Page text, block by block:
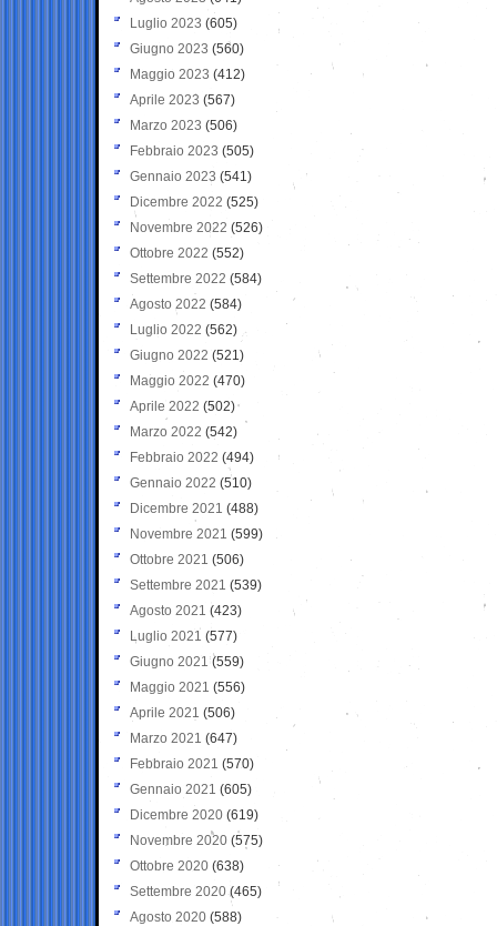
Luglio 2023 (605)
Giugno 2023 (560)
Maggio 2023 (412)
Aprile 2023 (567)
Marzo 2023 (506)
Febbraio 2023 (505)
Gennaio 2023 (541)
Dicembre 2022 (525)
Novembre 2022 (526)
Ottobre 2022 (552)
Settembre 2022 (584)
Agosto 2022 (584)
Luglio 2022 (562)
Giugno 2022 (521)
Maggio 2022 (470)
Aprile 2022 (502)
Marzo 2022 (542)
Febbraio 2022 (494)
Gennaio 2022 (510)
Dicembre 2021 (488)
Novembre 2021 (599)
Ottobre 2021 (506)
Settembre 2021 (539)
Agosto 2021 (423)
Luglio 2021 (577)
Giugno 2021(559)
Maggio 2021 (556)
Aprile 2021 (506)
Marzo 2021 (647)
Febbraio 2021 (570)
Gennaio 2021 (605)
Dicembre 2020 (619)
Novembre 2020 (575)
Ottobre 2020 (638)
Settembre 2020(465)
Agosto 2020 (588)